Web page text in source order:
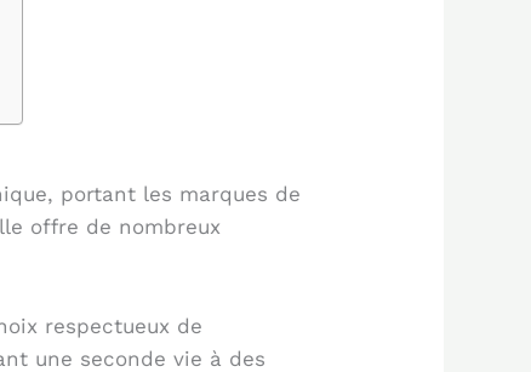
portant les marques de
offre de nombreux
respectueux de
une seconde vie à des